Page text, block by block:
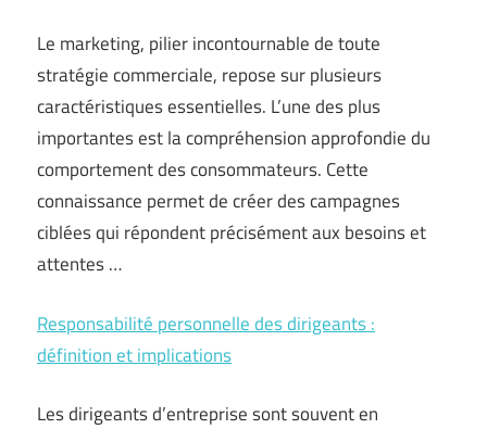
Le marketing, pilier incontournable de toute
stratégie commerciale, repose sur plusieurs
caractéristiques essentielles. L’une des plus
importantes est la compréhension approfondie du
comportement des consommateurs. Cette
connaissance permet de créer des campagnes
ciblées qui répondent précisément aux besoins et
attentes …
Responsabilité personnelle des dirigeants :
définition et implications
Les dirigeants d’entreprise sont souvent en